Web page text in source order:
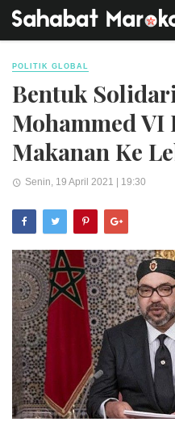
POLITIK GLOBAL
Bentuk
Mohammed
Makanan Ke
Senin, 19 April 2021 | 19:30